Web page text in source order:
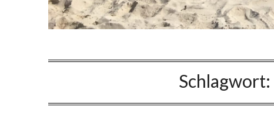
Schlagwort: